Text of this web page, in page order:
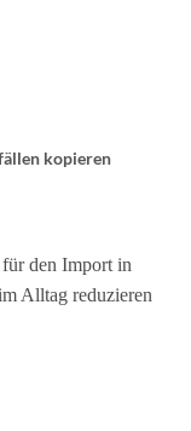
kopieren